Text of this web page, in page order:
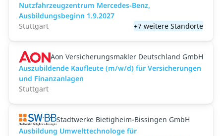
Nutzfahrzeugzentrum Mercedes-Benz,
Ausbildungsbeginn 1.9.2027
Stuttgart
+7 weitere Standorte
Aon Versicherungsmakler Deutschland GmbH
Auszubildende Kaufleute (m/w/d) für Versicherungen
und Finanzanlagen
Stuttgart
Stadtwerke Bietigheim-Bissingen GmbH
Ausbildung Umwelttechnologe für